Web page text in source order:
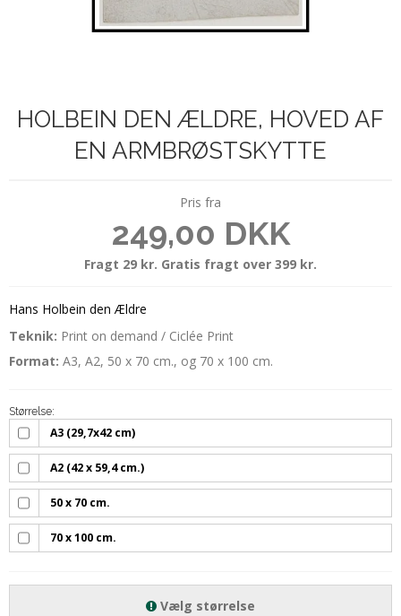
HOLBEIN DEN ÆLDRE, HOVED AF
EN ARMBRØSTSKYTTE
Pris fra
249,00 DKK
Fragt 29 kr. Gratis fragt over 399 kr.
Hans Holbein den Ældre
Teknik: Print on demand / Ciclée Print
Format: A3, A2, 50 x 70 cm., og 70 x 100 cm.
Størrelse:
A3 (29,7x42 cm)
A2 (42 x 59,4 cm.)
50 x 70 cm.
70 x 100 cm.
Vælg størrelse